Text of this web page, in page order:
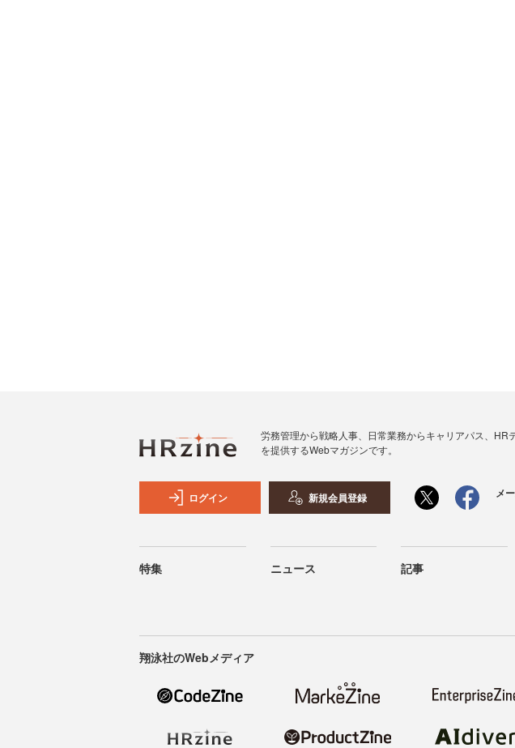
労務管理から戦略人事、日常業務からキャリアパス、
を提供するWebマガジンです。
ログイン 新規会員登録 メ
特集 ニュース 記事
翔泳社のWebメディア